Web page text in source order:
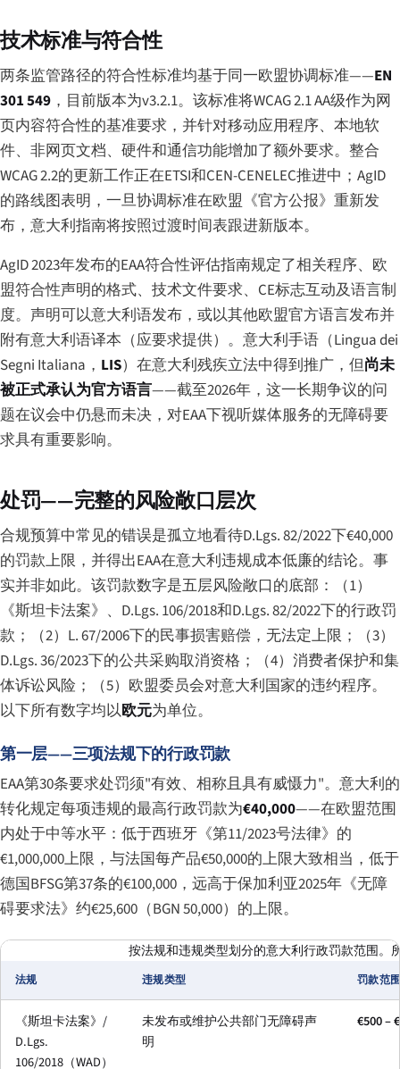
技术标准与符合性
两条监管路径的符合性标准均基于同一欧盟协调标准——EN
301 549 ，目前版本为v3.2.1。该标准将WCAG 2.1 AA级作为网
页内容符合性的基准要求，并针对移动应用程序、本地软
件、非网页文档、硬件和通信功能增加了额外要求。整合
WCAG 2.2的更新工作正在ETSI和CEN-CENELEC推进中；AgID
的路线图表明，一旦协调标准在欧盟《官方公报》重新发
布，意大利指南将按照过渡时间表跟进新版本。
AgID 2023年发布的EAA符合性评估指南规定了相关程序、欧
盟符合性声明的格式、技术文件要求、CE标志互动及语言制
度。声明可以意大利语发布，或以其他欧盟官方语言发布并
附有意大利语译本（应要求提供）。意大利手语（Lingua dei
Segni Italiana ， LIS）在意大利残疾立法中得到推广，但尚未
被正式承认为官方语言——截至2026年，这一长期争议的问
题在议会中仍悬而未决，对EAA下视听媒体服务的无障碍要
求具有重要影响。
处罚——完整的风险敞口层次
合规预算中常见的错误是孤立地看待D.Lgs. 82/2022下€40,000
的罚款上限，并得出EAA在意大利违规成本低廉的结论。事
实并非如此。该罚款数字是五层风险敞口的底部：（1）
《斯坦卡法案》、D.Lgs. 106/2018和D.Lgs. 82/2022下的行政罚
款；（2）L. 67/2006下的民事损害赔偿，无法定上限；（3）
D.Lgs. 36/2023下的公共采购取消资格；（4）消费者保护和集
体诉讼风险；（5）欧盟委员会对意大利国家的违约程序。
以下所有数字均以欧元为单位。
第一层——三项法规下的行政罚款
EAA第30条要求处罚须"有效、相称且具有威慑力"。意大利的
转化规定每项违规的最高行政罚款为€40,000——在欧盟范围
内处于中等水平：低于西班牙《第11/2023号法律》的
€1,000,000上限，与法国每产品€50,000的上限大致相当，低于
德国BFSG第37条的€100,000，远高于保加利亚2025年《无障
碍要求法》约€25,600（BGN 50,000）的上限。
按法规和违规类型划分的意大利行政罚款范围。
法规 违规类型 罚款范
《斯坦卡法案》/
D.Lgs.
106/2018（WAD）
未发布或维护公共部门无障碍声
明
€500 –